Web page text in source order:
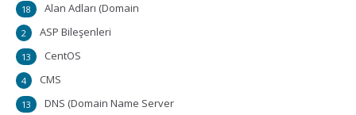
Alan Adları (Domain
18
ASP Bileşenleri
2
CentOS
13
CMS
4
DNS (Domain Name Server
13